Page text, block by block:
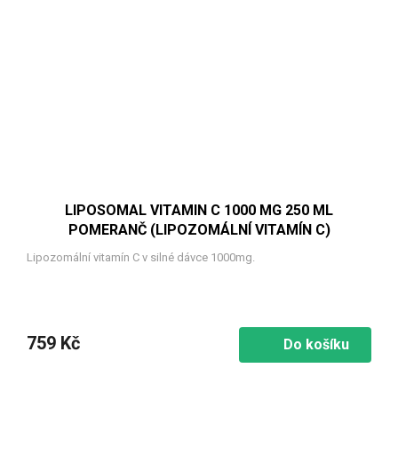
LIPOSOMAL VITAMIN C 1000 MG 250 ML
POMERANČ (LIPOZOMÁLNÍ VITAMÍN C)
Lipozomální vitamín C v silné dávce 1000mg.
759 Kč Do košíku